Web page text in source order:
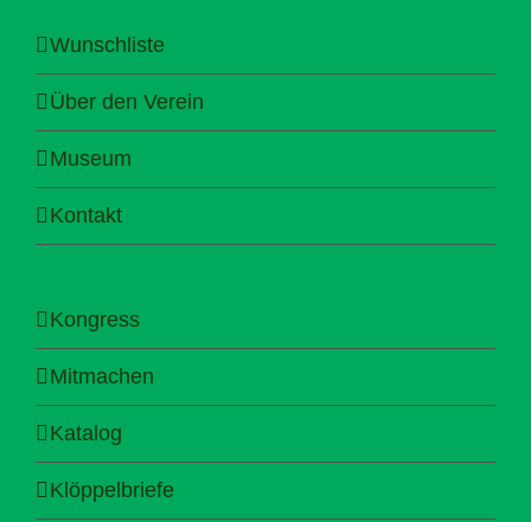
Wunschliste
Über den Verein
Museum
Kontakt
Kongress
Mitmachen
Katalog
Klöppelbriefe